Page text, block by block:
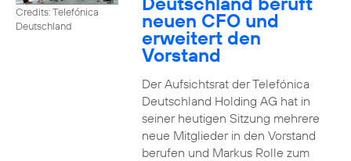
Credits: Telefónica
Deutschland
neuen CFO und
erweitert den
Vorstand
Der Aufsichtsrat der Telefónica
Deutschland Holding AG hat in
seiner heutigen Sitzung mehrere
neue Mitglieder in den Vorstand
berufen und Markus Rolle zum